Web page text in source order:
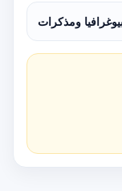
ومذكرات